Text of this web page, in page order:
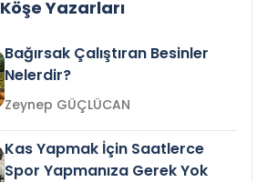
Köşe Yazarları
Bağırsak Çalıştıran Besinler
Nelerdir?
Zeynep GÜÇLÜCAN
Kas Yapmak İçin Saatlerce
Spor Yapmanıza Gerek Yok